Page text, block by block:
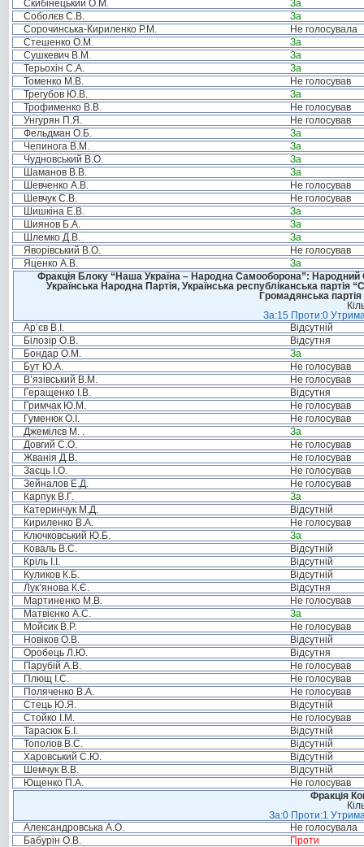
Скибінецький О.М.
За
Соболєв С.В.
За
Сорочинська-Кириленко Р.М.
Не голосувала
Стешенко О.М.
За
Сушкевич В.М.
За
Терьохін С.А.
За
Томенко М.В.
Не голосував
Трегубов Ю.В.
За
Трофименко В.В.
Не голосував
Унгурян П.Я.
Не голосував
Фельдман О.Б.
За
Чепинога В.М.
За
Чудновський В.О.
За
Шаманов В.В.
За
Шевченко А.В.
Не голосував
Шевчук С.В.
Не голосував
Шишкіна Е.В.
За
Шиянов Б.А.
За
Шлемко Д.В.
За
Яворівський В.О.
Не голосував
Яценко А.В.
За
Фракція Блоку “Наша Україна – Народна Самооборона”: Народний
Українська Народна Партія, Українська республіканська
Громадянська
За:15 Проти:0
Ар’єв В.І.
Відсутній
Білозір О.В.
Відсутня
Бондар О.М.
За
Бут Ю.А.
Не голосував
В’язівський В.М.
Не голосував
Геращенко І.В.
Відсутня
Гримчак Ю.М.
Не голосував
Гуменюк О.І.
Не голосував
Джемілєв М. .
За
Довгий С.О.
Не голосував
Жванія Д.В.
Не голосував
Заєць І.О.
Не голосував
Зейналов Е.Д.
Не голосував
Карпук В.Г.
За
Катеринчук М.Д.
Відсутній
Кириленко В.А.
Не голосував
Ключковський Ю.Б.
За
Коваль В.С.
Відсутній
Кріль І.І.
Відсутній
Куликов К.Б.
Відсутній
Лук’янова К.Є.
Відсутня
Мартиненко М.В.
Не голосував
Матвієнко А.С.
За
Мойсик В.Р.
Не голосував
Новіков О.В.
Відсутній
Оробець Л.Ю.
Відсутня
Парубій А.В.
Не голосував
Плющ І.С.
Не голосував
Поляченко В.А.
Не голосував
Стець Ю.Я.
Відсутній
Стойко І.М.
Не голосував
Тарасюк Б.І.
Відсутній
Тополов В.С.
Відсутній
Харовський С.Ю.
Відсутній
Шемчук В.В.
Відсутній
Ющенко П.А.
Не голосував
Фракція
За:0 Проти:1
Александровська А.О.
Не голосувала
Бабурін О.В.
Проти